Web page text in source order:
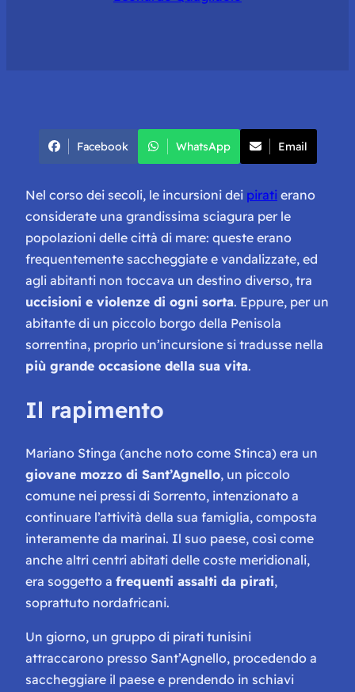
Facebook WhatsApp Email
Nel corso dei secoli, le incursioni dei pirati erano
considerate una grandissima sciagura per le
popolazioni delle città di mare: queste erano
frequentemente saccheggiate e vandalizzate, ed
agli abitanti non toccava un destino diverso, tra
uccisioni e violenze di ogni sorta. Eppure, per un
abitante di un piccolo borgo della Penisola
sorrentina, proprio un’incursione si tradusse nella
più grande occasione della sua vita.
Il rapimento
Mariano Stinga (anche noto come Stinca) era un
giovane mozzo di Sant’Agnello, un piccolo
comune nei pressi di Sorrento, intenzionato a
continuare l’attività della sua famiglia, composta
interamente da marinai. Il suo paese, così come
anche altri centri abitati delle coste meridionali,
era soggetto a frequenti assalti da pirati,
soprattuto nordafricani.
Un giorno, un gruppo di pirati tunisini
attraccarono presso Sant’Agnello, procedendo a
saccheggiare il paese e prendendo in schiavi